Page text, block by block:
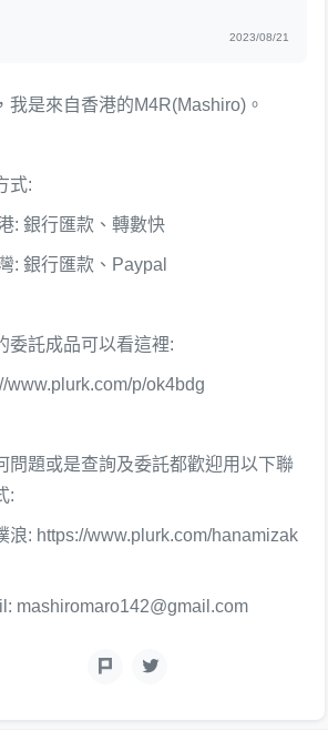
2023/08/21
我是來自香港的M4R(Mashiro)。
式:
: 銀行匯款、轉數快
: 銀行匯款、Paypal
委託成品可以看這裡:
www.plurk.com/p/ok4bdg
問題或是查詢及委託都歡迎用以下聯
:
浪: https://www.plurk.com/hanamizak
mashiromaro142@gmail.com